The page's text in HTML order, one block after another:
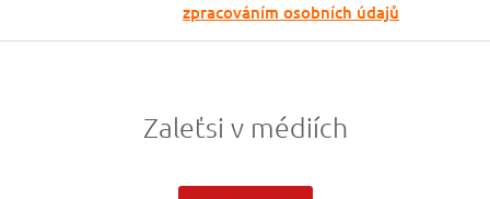
zpracováním osobních údajů
Zaleťsi v médiích